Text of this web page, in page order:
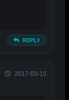
REPLY
2017-03-15